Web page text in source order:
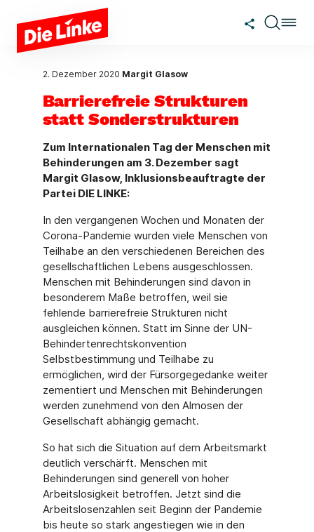
Zum Hauptinhalt springen
2. Dezember 2020 Margit Glasow
Barrierefreie Strukturen
statt Sonderstrukturen
Zum Internationalen Tag der Menschen mit
Behinderungen am 3. Dezember sagt
Margit Glasow, Inklusionsbeauftragte der
Partei DIE LINKE:
In den vergangenen Wochen und Monaten der
Corona-Pandemie wurden viele Menschen von
Teilhabe an den verschiedenen Bereichen des
gesellschaftlichen Lebens ausgeschlossen.
Menschen mit Behinderungen sind davon in
besonderem Maße betroffen, weil sie
fehlende barrierefreie Strukturen nicht
ausgleichen können. Statt im Sinne der UN-
Behindertenrechtskonvention
Selbstbestimmung und Teilhabe zu
ermöglichen, wird der Fürsorgegedanke weiter
zementiert und Menschen mit Behinderungen
werden zunehmend von den Almosen der
Gesellschaft abhängig gemacht.
So hat sich die Situation auf dem Arbeitsmarkt
deutlich verschärft. Menschen mit
Behinderungen sind generell von hoher
Arbeitslosigkeit betroffen. Jetzt sind die
Arbeitslosenzahlen seit Beginn der Pandemie
bis heute so stark angestiegen wie in den